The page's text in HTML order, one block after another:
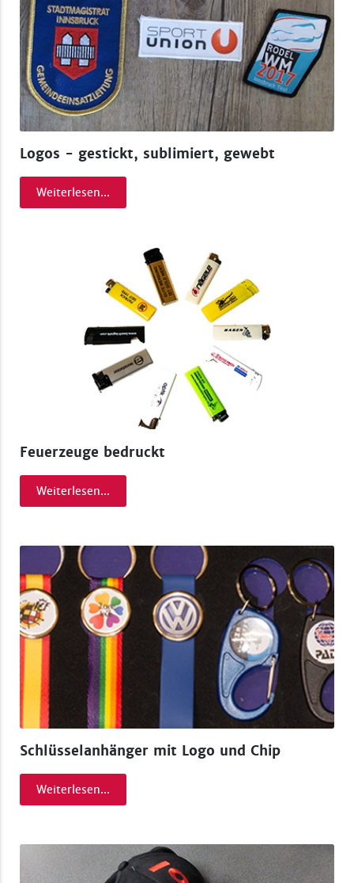
Logos - gestickt, sublimiert, gewebt
Weiterlesen...
Feuerzeuge bedruckt
Weiterlesen...
Schlüsselanhänger mit Logo und Chip
Weiterlesen...